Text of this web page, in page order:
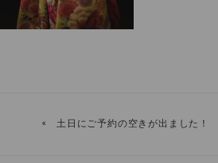
« 土日にご予約の空きが出ました！